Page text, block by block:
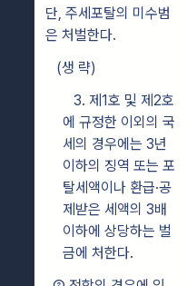
단, 주세포탈의 미수범
은 처벌한다.
(생 략)
3. 제1호 및 제2호
에 규정한 이외의 국
세의 경우에는 3년
이하의 징역 또는 포
탈세액이나 환급·공
제받은 세액의 3배
이하에 상당하는 벌
금에 처한다.